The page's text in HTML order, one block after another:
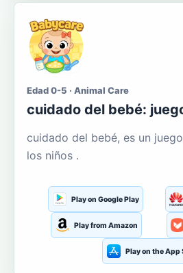
Edad 0-5 · Animal Care
cuidado del bebé:
cuidado del bebé, es un
los niños .
Play on Google Play
Play from Amazon
Play on the App